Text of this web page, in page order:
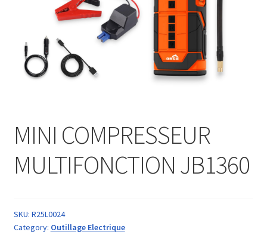
MINI COMPRESSEUR
MULTIFONCTION JB1360
SKU: R25L0024
Category: Outillage Electrique